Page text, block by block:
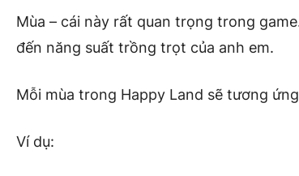
Mùa – cái này rất quan trọng trong
đến năng suất trồng trọt của anh em.
Mỗi mùa trong Happy Land sẽ tương
Ví dụ: